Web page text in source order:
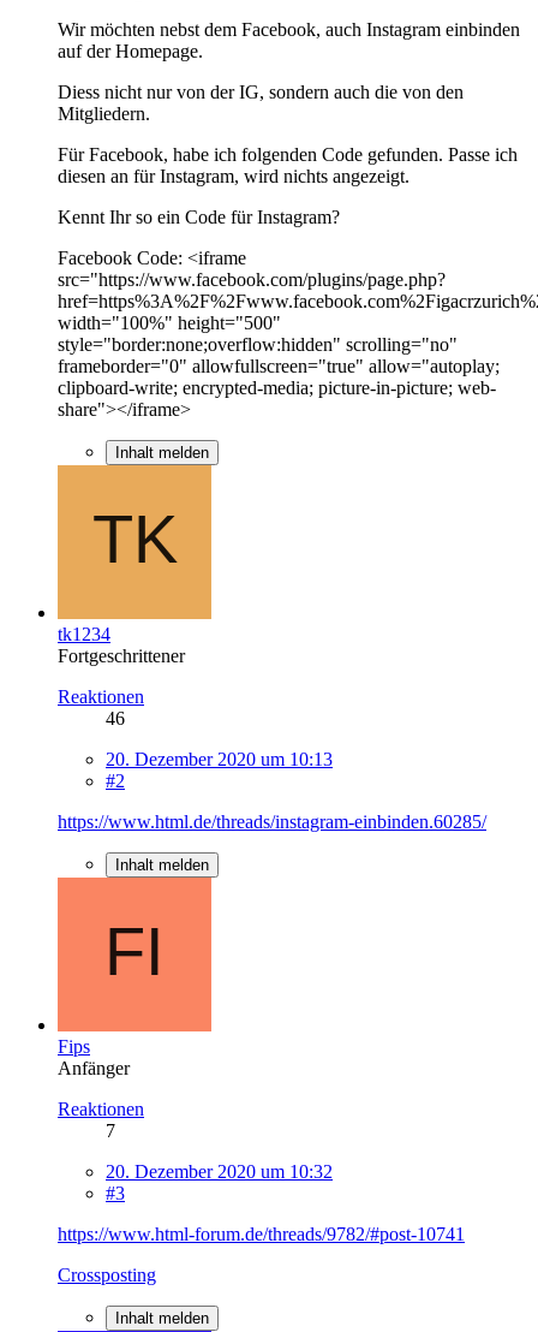
Wir möchten nebst dem Facebook, auch Instagram einbinden
auf der Homepage.
Diess nicht nur von der IG, sondern auch die von den
Mitgliedern.
Für Facebook, habe ich folgenden Code gefunden. Passe ich
diesen an für Instagram, wird nichts angezeigt.
Kennt Ihr so ein Code für Instagram?
Facebook Code: <iframe
src="https://www.facebook.com/plugins/page.php?
width="100%" height="500"
style="border:none;overflow:hidden" scrolling="no"
frameborder="0" allowfullscreen="true" allow="autoplay;
clipboard-write; encrypted-media; picture-in-picture; web-
share"></iframe>
Inhalt melden
tk1234
Fortgeschrittener
Reaktionen
46
20. Dezember 2020 um 10:13
#2
https://www.html.de/threads/instagram-einbinden.60285/
Inhalt melden
Fips
Anfänger
Reaktionen
7
20. Dezember 2020 um 10:32
#3
https://www.html-forum.de/threads/9782/#post-10741
Crossposting
Inhalt melden